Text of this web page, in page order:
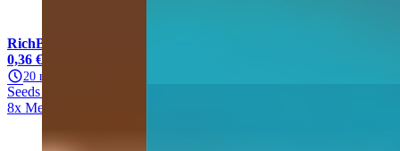
RichBear
0,36 €
20 min.
Seeds
8x Mega Seed